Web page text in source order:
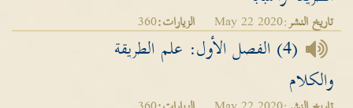
تاريخ النشر:May 22 2020 الزيارات:360
(4) الفصل الأول: علم الطريقة
والكلام